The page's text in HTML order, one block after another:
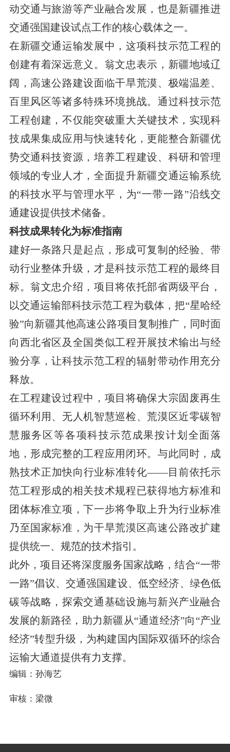
动交通与旅游等产业融合发展，也是新疆推进
交通强国建设试点工作的核心载体之一。
在新疆交通运输发展中，这项科技示范工程的
创建有着深远意义。翁文忠表示，新疆地域辽
阔，高速公路建设面临干旱荒漠、极端温差、
百里风区等诸多特殊环境挑战。通过科技示范
工程创建，不仅能突破重大关键技术，实现科
技成果集成应用与快速转化，更能整合新疆优
势交通科技资源，培养工程建设、科研和管理
领域的专业人才，全面提升新疆交通运输系统
的科技水平与管理水平，为“一带一路”沿线交
通建设提供技术储备。
科技成果转化为标准指南
建好一条路只是起点，形成可复制的经验、带
动行业整体升级，才是科技示范工程的最终目
标。翁文忠介绍，项目将依托部省两级平台，
以交通运输部科技示范工程为载体，把“星哈经
验”向新疆其他高速公路项目复制推广，同时面
向西北省区及全国类似工程开展技术输出与经
验分享，让科技示范工程的辐射带动作用充分
释放。
在工程建设过程中，项目将确保大宗固废再生
循环利用、无人机智慧巡检、荒漠区近零碳智
慧服务区等各项科技示范成果按计划全面落
地，形成完整的工程应用闭环。与此同时，成
熟技术正加快向行业标准转化——目前依托示
范工程形成的相关技术规程已获得地方标准和
团体标准立项，下一步将争取上升为行业标准
乃至国家标准，为干旱荒漠区高速公路改扩建
提供统一、规范的技术指引。
此外，项目还将深度服务国家战略，结合“一带
一路”倡议、交通强国建设、低空经济、绿色低
碳等战略，探索交通基础设施与新兴产业融合
发展的新路径，助力新疆从“通道经济”向“产业
经济”转型升级，为构建国内国际双循环的综合
运输大通道提供有力支撑。
编辑：孙海艺
审核：梁微